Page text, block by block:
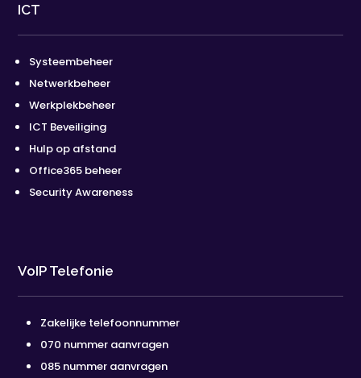
ICT
Systeembeheer
Netwerkbeheer
Werkplekbeheer
ICT Beveiliging
Hulp op afstand
Office365 beheer
Security Awareness
VoIP Telefonie
Zakelijke telefoonnummer
070 nummer aanvragen
085 nummer aanvragen